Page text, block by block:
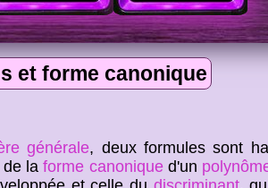
et forme canonique
générale, deux formules sont
de laforme canoniqued'un